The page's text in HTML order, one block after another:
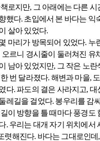
로지만, 그 아래에는 다른
했다. 초입에서 본 바다는
살아 있었다.
마리가 방목되어 있었다.
르니 경시줄이 둘러쳐진
남아 있었지만, 그 작은 노
번 달라졌다. 해변과 마을,
다. 파도의 결은 사라지고,
레길을 걸었다. 봉우리를 감
이 방향을 틀 때마다 풍경도
. 우리는 대개 자기 위치에
렷해진다. 바다는 그대로인